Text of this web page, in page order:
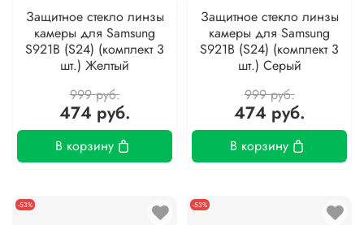
Защитное стекло линзы
камеры для Samsung
S921B (S24) (комплект 3
шт.) Желтый
999 руб.
474 руб.
В корзину
Защитное стекло линзы
камеры для Samsung
S921B (S24) (комплект 3
шт.) Серый
999 руб.
474 руб.
В корзину
-53% -53%